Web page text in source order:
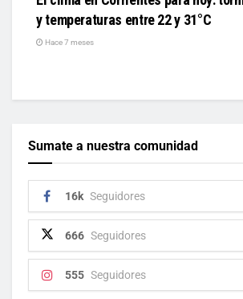
y temperaturas entre 22 y 31°C
Hace 7 meses
Sumate a nuestra comunidad
16k Seguidores
666 Seguidores
555 Seguidores